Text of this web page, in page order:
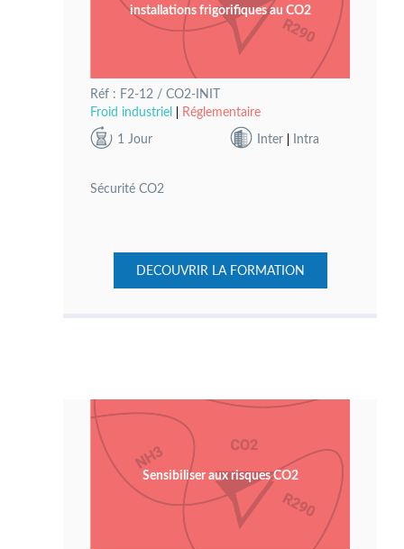
installations frigorifiques au CO2
Réf : F2-12 / CO2-INIT
Froid industriel
Réglementaire
1 Jour Inter Intra
Sécurité CO2
DECOUVRIR LA FORMATION
Sensibiliser aux risques CO2